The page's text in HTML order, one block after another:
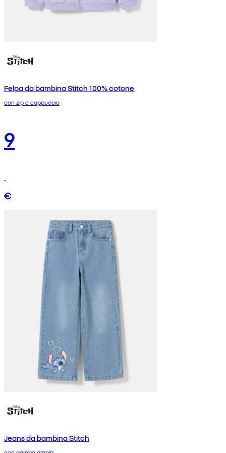
Felpa da bambina Stitch 100% cotone
con zip e cappuccio
9
€
Jeans da bambina Stitch